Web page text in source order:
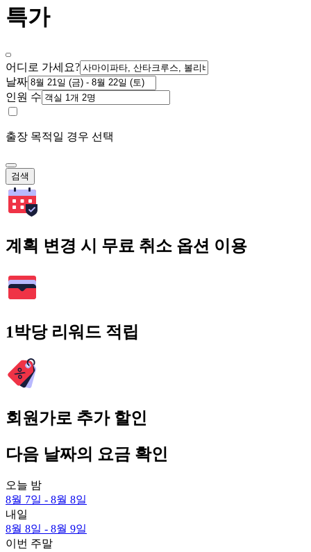
특가
어디로 가세요?
날짜
인원 수
출장 목적일 경우 선택
검색
계획 변경 시 무료 취소 옵션 이용
1박당 리워드 적립
회원가로 추가 할인
다음 날짜의 요금 확인
오늘 밤
8월 7일 - 8월 8일
내일
8월 8일 - 8월 9일
이번 주말